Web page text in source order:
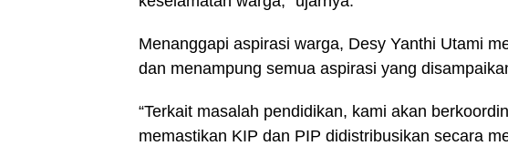
Menanggapi aspirasi warga, Desy Yanthi Utami
dan menampung semua aspirasi yang
“Terkait masalah pendidikan, kami akan
memastikan KIP dan PIP didistribusikan secara